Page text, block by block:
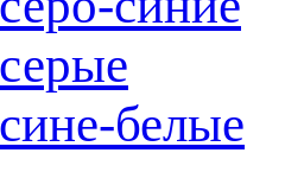
белые